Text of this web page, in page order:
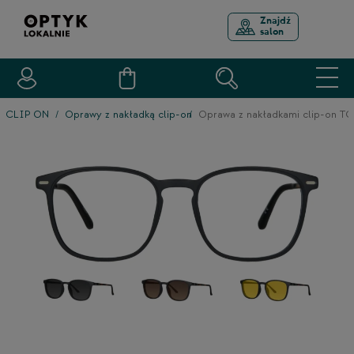
Znajdź
salon
CLIP ON Oprawy z nakładką clip-on Oprawa z nakładkami clip-on